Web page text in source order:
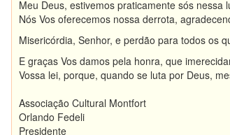
Meu Deus, estivemos praticamente sós
Nós Vos oferecemos nossa derrota,
Misericórdia, Senhor, e perdão para todos os
E graças Vos damos pela honra, que
Vossa lei, porque, quando se luta por Deus,
Associação Cultural Montfort
Orlando Fedeli
Presidente